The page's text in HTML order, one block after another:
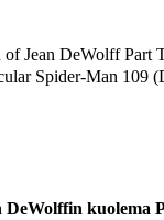
Jean DeWolff Part
Spider-Man 109
DeWolffin kuolema